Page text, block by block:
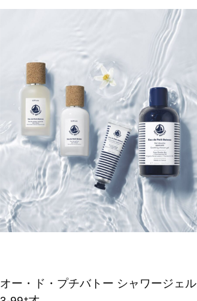
オー・ド・プチバトー シャワージェル